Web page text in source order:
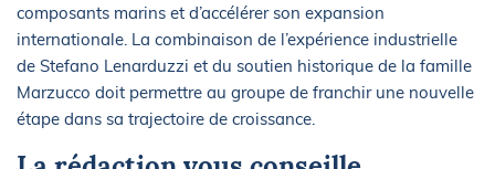
composants marins et d’accélérer son expansion
internationale. La combinaison de l’expérience industrielle
de Stefano Lenarduzzi et du soutien historique de la famille
Marzucco doit permettre au groupe de franchir une nouvelle
étape dans sa trajectoire de croissance.